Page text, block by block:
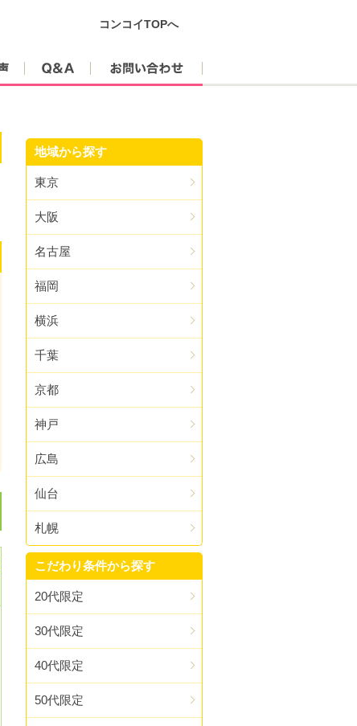
コンコイTOPへ
参加者の声
地域から探す
東京
大阪
名古屋
福岡
横浜
千葉
京都
神戸
広島
仙台
札幌
こだわり条件から探す
20代限定
30代限定
40代限定
50代限定